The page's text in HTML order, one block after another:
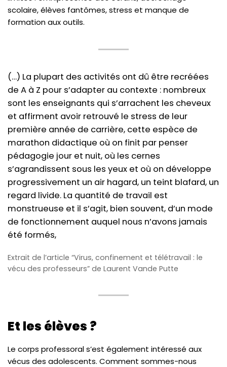
scolaire, élèves fantômes, stress et manque de
formation aux outils.
(…) La plupart des activités ont dû être recréées
de A à Z pour s’adapter au contexte : nombreux
sont les enseignants qui s’arrachent les cheveux
et affirment avoir retrouvé le stress de leur
première année de carrière, cette espèce de
marathon didactique où on finit par penser
pédagogie jour et nuit, où les cernes
s’agrandissent sous les yeux et où on développe
progressivement un air hagard, un teint blafard, un
regard livide. La quantité de travail est
monstrueuse et il s’agit, bien souvent, d’un mode
de fonctionnement auquel nous n’avons jamais
été formés,
Extrait de l’article “Virus, confinement et télétravail : le
vécu des professeurs” de Laurent Vande Putte
Et les élèves ?
Le corps professoral s’est également intéressé aux
vécus des adolescents. Comment sommes-nous